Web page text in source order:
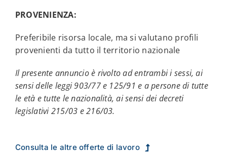
PROVENIENZA:
Preferibile risorsa locale, ma si valutano profili
provenienti da tutto il territorio nazionale
Il presente annuncio è rivolto ad entrambi i sessi, ai
sensi delle leggi 903/77 e 125/91 e a persone di tutte
le età e tutte le nazionalità, ai sensi dei decreti
legislativi 215/03 e 216/03.
Consulta le altre offerte di lavoro